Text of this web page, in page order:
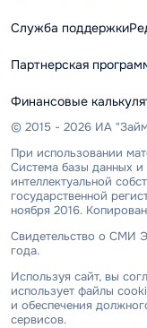
Служба поддержки
Партнерская
Финансовые
© 2015 - 2026 ИА
При использовании
Система базы данных
интеллектуальной
государственной
ноября 2016.
Свидетельство о СМИ
года.
Используя сайт, вы
использует файлы
и обеспечения
сервисов.